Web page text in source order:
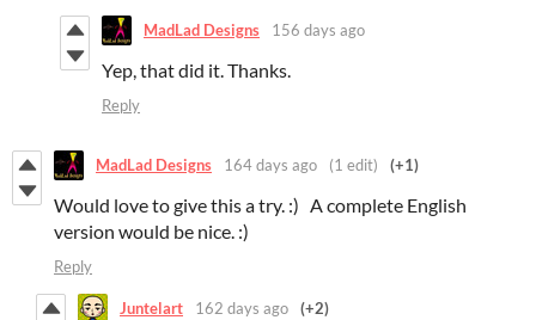
MadLad Designs 156 days ago
Yep, that did it. Thanks.
Reply
MadLad Designs 164 days ago (1 edit) (+1)
Would love to give this a try. :) A complete English
version would be nice. :)
Reply
Juntelart 162 days ago (+2)